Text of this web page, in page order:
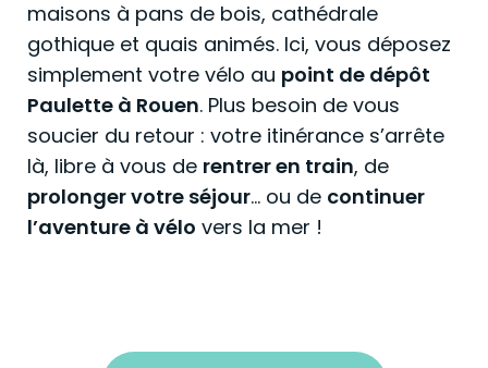
maisons à pans de bois, cathédrale
gothique et quais animés. Ici, vous déposez
simplement votre vélo au point de dépôt
Paulette à Rouen. Plus besoin de vous
soucier du retour : votre itinérance s’arrête
là, libre à vous de rentrer en train, de
prolonger votre séjour… ou de continuer
l’aventure à vélo vers la mer !